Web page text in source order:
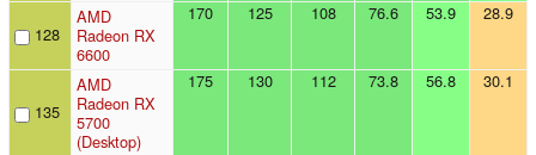
128
AMD
Radeon RX
6600
170 125 108 76.6 53.9 28.9
135
AMD
Radeon RX
5700
(Desktop)
175 130 112 73.8 56.8 30.1